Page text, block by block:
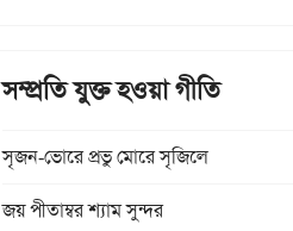
সম্প্রতি যুক্ত হওয়া গীতি
সৃজন-ভোরে প্রভু মোরে সৃজিলে
জয় পীতাম্বর শ্যাম সুন্দর